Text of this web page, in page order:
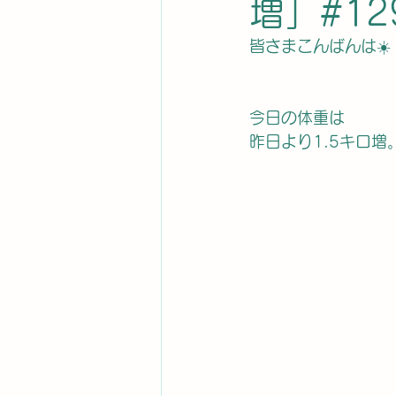
増」
皆さまこんばんは☀️
今日の体重は
昨日より1.5キロ増